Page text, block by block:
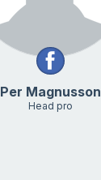
Per Magnusson
Head pro